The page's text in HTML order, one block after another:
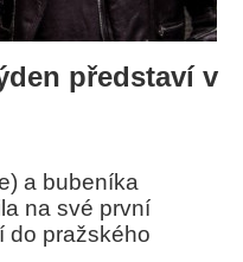
představí v
a bubeníka
na své první
do pražského